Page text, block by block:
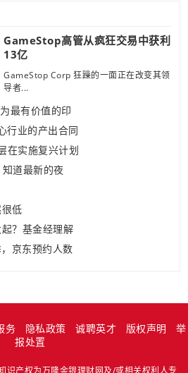
GameStop高管从疯狂交易中获利
13亿
GameStop Corp 狂躁的一面正在改变其领
导者...
最有价值的印
行业的产出合同
在实施复兴计划
道最新的夜
低
？基金经理解
京东预约人数
务 隐私政策 诚聘英才 版权声明
举
报处置